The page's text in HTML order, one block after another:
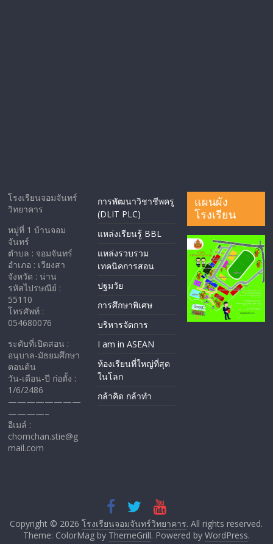
โรงเรียนจอมจันทร์
วิทยาคาร
หมู่ที่ 1 บ้านจอม
จันทร์
ตำบล : จอมจันทร์
อำเภอ : เวียงสา
จังหวัด : น่าน
รหัสไปรษณีย์ :
55110
โทรศัพท์ :
054680076
ระดับที่เปิดสอน :
อนุบาล-มัธยมศึกษา
ตอนต้น
วัน-เดือน-ปี ก่อตั้ง :
1/6/2486
————————
————–
อีเมล์ :
chomchan.stie@g
mail.com
การพัฒนาวิชาชีพครู
(DLIT PLC)
แหล่งเรียนรู้ BBL
แหล่งรวบรวม
เทคนิคการสอน
ปฐมวัย
การศึกษาพิเศษ
บริหารจัดการ
I am in ASEAN
ห้องเรียนที่ใหญ่ที่สุด
ในโลก
กล้าคิด กล้าทำ
แผนผัง
โรงเรียน
Copyright © 2026โรงเรียนจอมจันทร์วิทยาคาร. All rights reserved.
Theme: ColorMag by ThemeGrill. Powered by WordPress.